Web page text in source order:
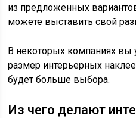
из предложенных
можете выставить свой
В некоторых компаниях
размер интерьерных
будет больше выбора.
Из чего делают